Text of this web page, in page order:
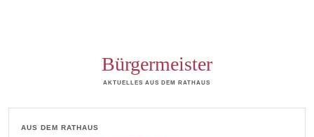
Bürgermeister
AKTUELLES AUS DEM RATHAUS
AUS DEM RATHAUS